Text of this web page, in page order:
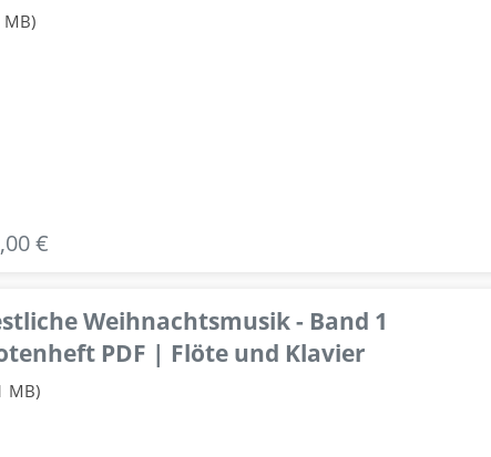
MB)
€
Weihnachtsmusik - Band 1
PDF | Flöte und Klavier
MB)